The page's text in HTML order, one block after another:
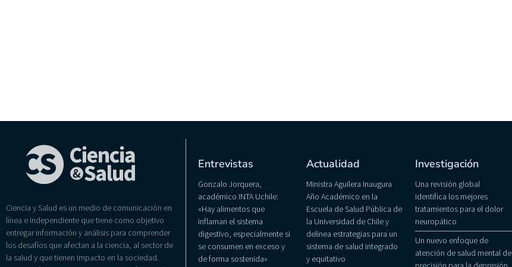
Ciencia y Salud es un medio de comunicación en
línea e independiente que tiene como objetivo
entregar información y análisis para comprender
los desafíos que afectan a la ciencia, al sector de
la salud y que tienen impacto en la sociedad.
Entrevistas
Gonzalo Jorquera,
académico INTA Uchile:
«Hay alimentos que
inflaman el sistema
digestivo, especialmente si
se consumen en exceso y
de forma sostenida»
Actualidad
Ministra Aguilera Inaugura
Año Académico en la
Escuela de Salud Pública de
la Universidad de Chile y
delinea estrategias para un
sistema de salud integrado
y equitativo
Investigación
Una revisión global
identifica los mejores
tratamientos para el dolor
neuropático
Un nuevo enfoque de
atención de salud mental de